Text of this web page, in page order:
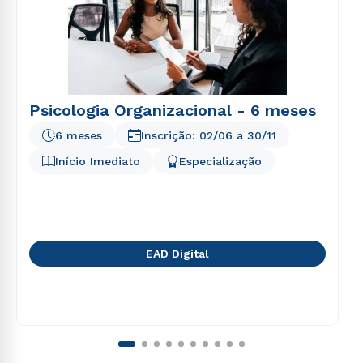
Psicologia Organizacional - 6 meses
Início Imediato
6 meses
Especialização
Inscrição: 02/06 a 30/11
EAD Digital